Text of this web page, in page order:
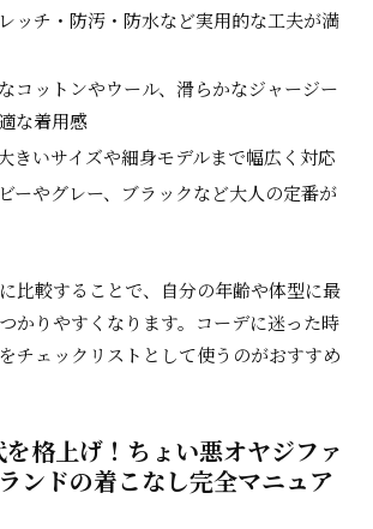
ッチ・防汚・防水など実用的な工夫が満
コットンやウール、滑らかなジャージー
な着用感
きいサイズや細身モデルまで幅広く対応
ーやグレー、ブラックなど大人の定番が
比較することで、自分の年齢や体型に最
かりやすくなります。コーデに迷った時
チェックリストとして使うのがおすすめ
格上げ！ちょい悪オヤジファ
ンドの着こなし完全マニュア